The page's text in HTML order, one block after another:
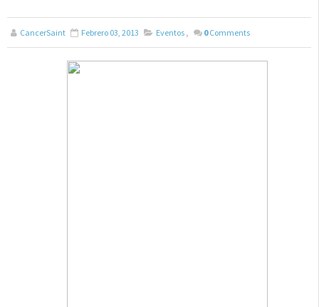
CancerSaint Febrero 03, 2013 Eventos , 0 Comments